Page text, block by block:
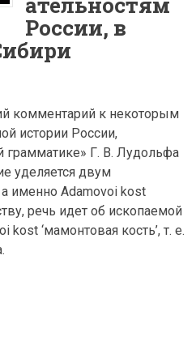
России, в
комментарий к некоторым
истории России,
Г. В. Лудольфа
уделяется двум
именно Adamovoi kost
речь идет об ископаемой
‘мамонтовая кость’, т. е.